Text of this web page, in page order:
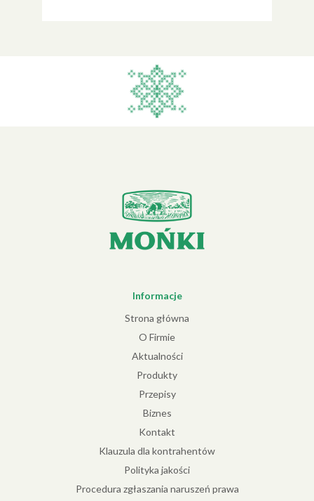
Informacje
Strona główna
O Firmie
Aktualności
Produkty
Przepisy
Biznes
Kontakt
Klauzula dla kontrahentów
Polityka jakości
Procedura zgłaszania naruszeń prawa